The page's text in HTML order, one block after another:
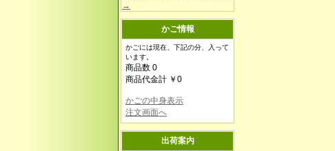
→
かご情報
かごには現在、下記の分、入って
います。
商品数 0
商品代金計 ￥0
かごの中身表示
注文画面へ
出荷案内